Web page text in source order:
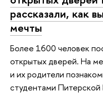
рассказали, как
мечты
Более 1600 человек
открытых дверей. На
и их родители
студентами Питерской